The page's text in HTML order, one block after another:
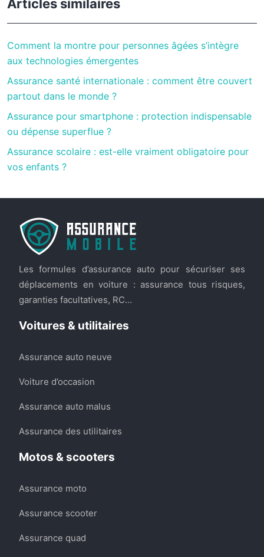
Articles similaires
Comment la montre pour personnes âgées s’intègre
aux technologies émergentes
Assurance santé internationale : comment être couvert
partout dans le monde ?
Assurance pour smartphone : protection indispensable
ou dépense superflue ?
Assurance scolaire : est-elle vraiment obligatoire pour
vos enfants ?
Les formules d’assurance auto pour sécuriser ses
déplacements en voiture : assurance tous risques,
garanties facultatives, RC…
Voitures & utilitaires
Assurance auto neuve
Voiture d’occasion
Assurance auto malus
Assurance des utilitaires
Motos & scooters
Assurance moto
Assurance scooter
Assurance quad